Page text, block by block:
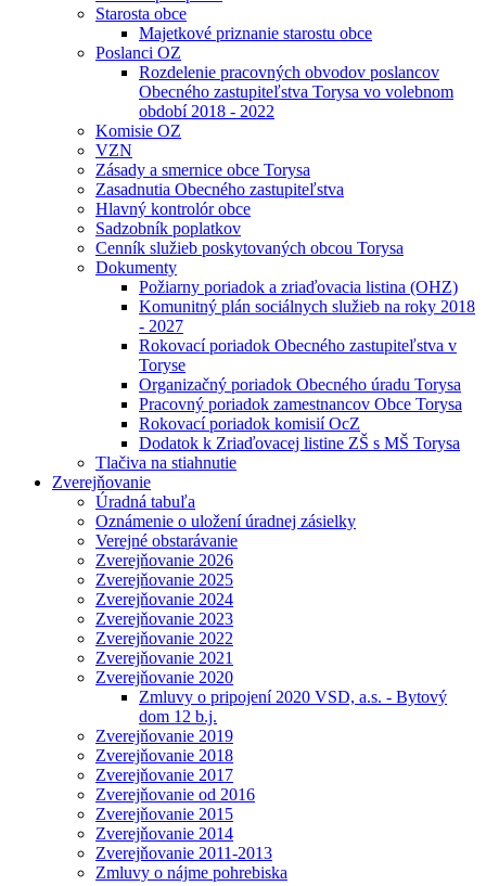
Starosta obce
Majetkové priznanie starostu obce
Poslanci OZ
Rozdelenie pracovných obvodov poslancov
Obecného zastupiteľstva Torysa vo volebnom
období 2018 - 2022
Komisie OZ
VZN
Zásady a smernice obce Torysa
Zasadnutia Obecného zastupiteľstva
Hlavný kontrolór obce
Sadzobník poplatkov
Cenník služieb poskytovaných obcou Torysa
Dokumenty
Požiarny poriadok a zriaďovacia listina (OHZ)
Komunitný plán sociálnych služieb na roky 2018
- 2027
Rokovací poriadok Obecného zastupiteľstva v
Toryse
Organizačný poriadok Obecného úradu Torysa
Pracovný poriadok zamestnancov Obce Torysa
Rokovací poriadok komisií OcZ
Dodatok k Zriaďovacej listine ZŠ s MŠ Torysa
Tlačiva na stiahnutie
Zverejňovanie
Úradná tabuľa
Oznámenie o uložení úradnej zásielky
Verejné obstarávanie
Zverejňovanie 2026
Zverejňovanie 2025
Zverejňovanie 2024
Zverejňovanie 2023
Zverejňovanie 2022
Zverejňovanie 2021
Zverejňovanie 2020
Zmluvy o pripojení 2020 VSD, a.s. - Bytový
dom 12 b.j.
Zverejňovanie 2019
Zverejňovanie 2018
Zverejňovanie 2017
Zverejňovanie od 2016
Zverejňovanie 2015
Zverejňovanie 2014
Zverejňovanie 2011-2013
Zmluvy o nájme pohrebiska